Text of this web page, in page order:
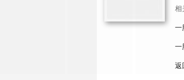
相
一
一
返